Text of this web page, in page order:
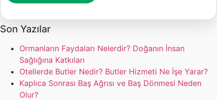
Son Yazılar
Ormanların Faydaları Nelerdir? Doğanın İnsan
Sağlığına Katkıları
Otellerde Butler Nedir? Butler Hizmeti Ne İşe Yarar?
Kaplıca Sonrası Baş Ağrısı ve Baş Dönmesi Neden
Olur?